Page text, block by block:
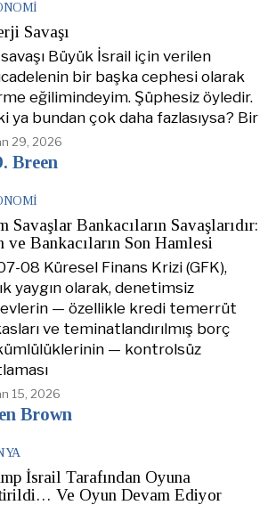
Savaşı
Büyük İsrail için verilen
bir başka cephesi olarak
eğilimindeyim. Şüphesiz öyledir.
ya bundan çok daha fazlasıysa? Bir
29, 2026
Breen
Savaşlar Bankacıların Savaşlarıdır:
ve Bankacıların Son Hamlesi
08 Küresel Finans Krizi (GFK),
yaygın olarak, denetimsiz
— özellikle kredi temerrüt
ve teminatlandırılmış borç
— kontrolsüz
15, 2026
Brown
İsrail Tarafından Oyuna
Ve Oyun Devam Ediyor